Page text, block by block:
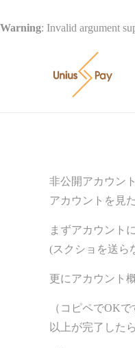
Warning: Invalid argument
非公開アカウン
アカウントを見
まずアカウント
(スクショを送ら
更にアカウント
（コピペでOKで
以上が完了した